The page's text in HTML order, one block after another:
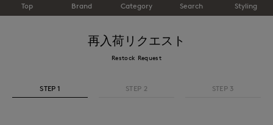
Top Brand Category Search Styling
再入荷リクエスト
Restock Request
STEP 1 STEP 2 STEP 3